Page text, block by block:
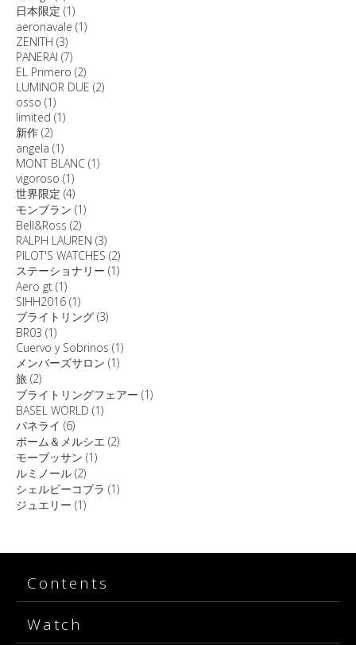
日本限定 (1)
aeronavale (1)
ZENITH (3)
PANERAI (7)
EL Primero (2)
LUMINOR DUE (2)
osso (1)
limited (1)
新作 (2)
angela (1)
MONT BLANC (1)
vigoroso (1)
世界限定 (4)
モンブラン (1)
Bell&Ross (2)
RALPH LAUREN (3)
PILOT'S WATCHES (2)
ステーショナリー (1)
Aero gt (1)
SIHH2016 (1)
ブライトリング (3)
BR03 (1)
Cuervo y Sobrinos (1)
メンバーズサロン (1)
旅 (2)
ブライトリングフェアー (1)
BASEL WORLD (1)
パネライ (6)
ボーム＆メルシエ (2)
モーブッサン (1)
ルミノール (2)
シェルビーコブラ (1)
ジュエリー (1)
Contents
Watch